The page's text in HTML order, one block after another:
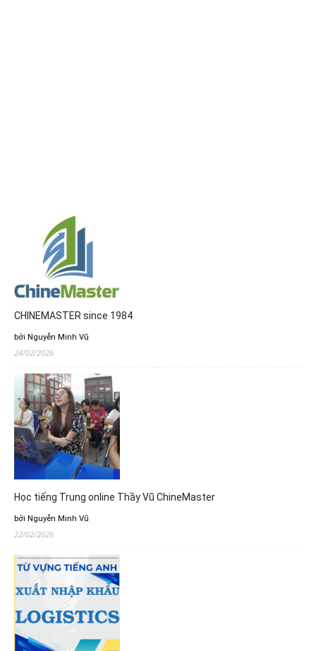
CHINEMASTER since 1984
bởi Nguyễn Minh Vũ
24/02/2026
Học tiếng Trung online Thầy Vũ ChineMaster
bởi Nguyễn Minh Vũ
22/02/2026